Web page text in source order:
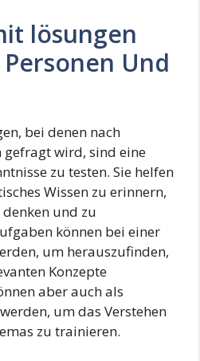
lösungen
Und
bei denen nach
gefragt wird, sind eine
zu testen. Sie helfen
Wissen zu erinnern,
und zu
können bei einer
um herauszufinden,
Konzepte
aber auch als
um das Verstehen
zu trainieren.